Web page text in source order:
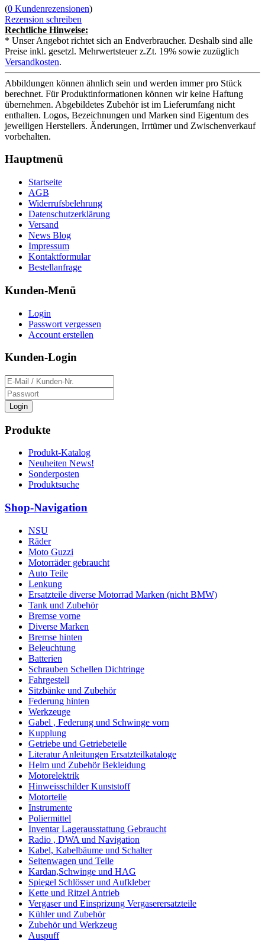
(0 Kundenrezensionen)
Rezension schreiben
Rechtliche Hinweise:
* Unser Angebot richtet sich an Endverbraucher. Deshalb sind alle
Preise inkl. gesetzl. Mehrwertsteuer z.Zt. 19% sowie zuzüglich
Versandkosten.
Abbildungen können ähnlich sein und werden immer pro Stück
berechnet. Für Produktinformationen können wir keine Haftung
übernehmen. Abgebildetes Zubehör ist im Lieferumfang nicht
enthalten. Logos, Bezeichnungen und Marken sind Eigentum des
jeweiligen Herstellers. Änderungen, Irrtümer und Zwischenverkauf
vorbehalten.
Hauptmenü
Startseite
AGB
Widerrufsbelehrung
Datenschutzerklärung
Versand
News Blog
Impressum
Kontaktformular
Bestellanfrage
Kunden-Menü
Login
Passwort vergessen
Account erstellen
Kunden-Login
Login
Produkte
Produkt-Katalog
Neuheiten News!
Sonderposten
Produktsuche
Shop-Navigation
NSU
Räder
Moto Guzzi
Motorräder gebraucht
Auto Teile
Lenkung
Ersatzteile diverse Motorrad Marken (nicht BMW)
Tank und Zubehör
Bremse vorne
Diverse Marken
Bremse hinten
Beleuchtung
Batterien
Schrauben Schellen Dichtringe
Fahrgestell
Sitzbänke und Zubehör
Federung hinten
Werkzeuge
Gabel , Federung und Schwinge vorn
Kupplung
Getriebe und Getriebeteile
Literatur Anleitungen Ersatzteilkataloge
Helm und Zubehör Bekleidung
Motorelektrik
Hinweisschilder Kunststoff
Motorteile
Instrumente
Poliermittel
Inventar Lagerausstattung Gebraucht
Radio , DWA und Navigation
Kabel, Kabelbäume und Schalter
Seitenwagen und Teile
Kardan,Schwinge und HAG
Spiegel Schlösser und Aufkleber
Kette und Ritzel Antrieb
Vergaser und Einsprizung Vergaserersatzteile
Kühler und Zubehör
Zubehör und Werkzeug
Auspuff